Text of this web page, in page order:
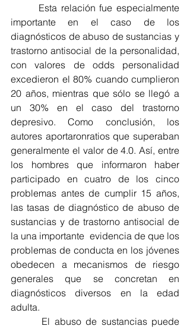
importante en el caso de los
diagnósticos de abuso de sustancias y
trastorno antisocial de la personalidad,
con valores de odds personalidad
excedieron el 80% cuando cumplieron
20 años, mientras que sólo se llegó a
un 30% en el caso del trastorno
depresivo. Como conclusión, los
autores aportaronratios que superaban
generalmente el valor de 4.0. Así, entre
los hombres que informaron haber
participado en cuatro de los cinco
problemas antes de cumplir 15 años,
las tasas de diagnóstico de abuso de
sustancias y de trastorno antisocial de
la una importante  evidencia de que los
problemas de conducta en los jóvenes
obedecen a mecanismos de riesgo
generales que se concretan en
diagnósticos diversos en la edad
adulta.